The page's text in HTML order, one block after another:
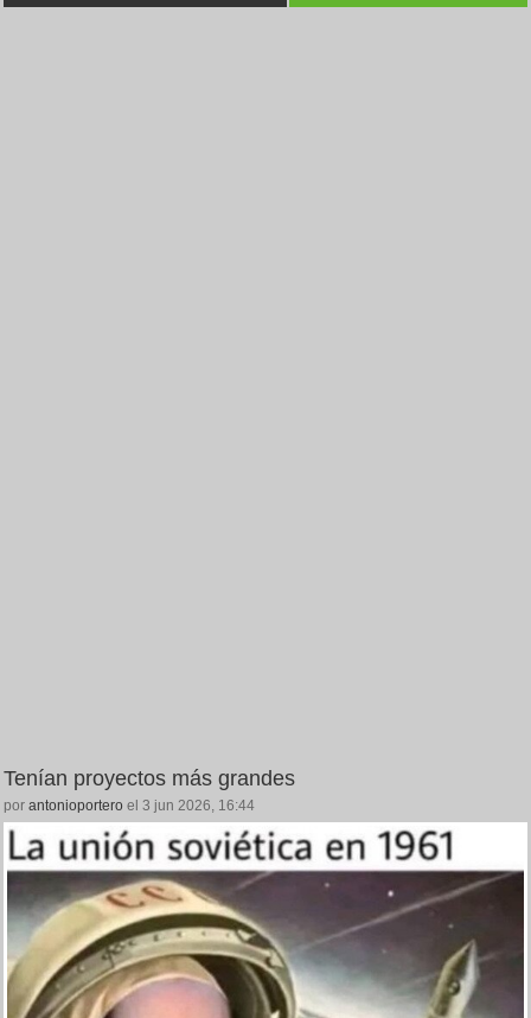
Tenían proyectos más grandes
por antonioportero el 3 jun 2026, 16:44